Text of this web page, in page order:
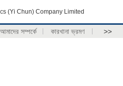
(Yi Chun) Company Limited
আমাদের সম্পর্কে কারখানা ভ্রমণ >>